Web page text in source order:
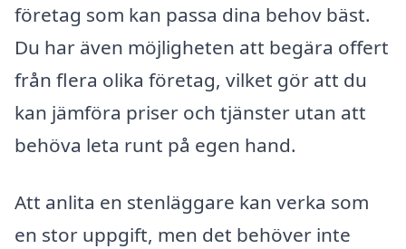
företag som kan passa dina behov bäst.
Du har även möjligheten att begära offert
från flera olika företag, vilket gör att du
kan jämföra priser och tjänster utan att
behöva leta runt på egen hand.
Att anlita en stenläggare kan verka som
en stor uppgift, men det behöver inte